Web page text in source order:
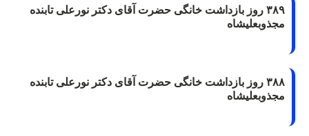
۳۸۹ روز بازداشت خانگی حضرت آقای دکتر نورعلی تابنده
مجذوبعلیشاه
۳۸۸ روز بازداشت خانگی حضرت آقای دکتر نورعلی تابنده
مجذوبعلیشاه